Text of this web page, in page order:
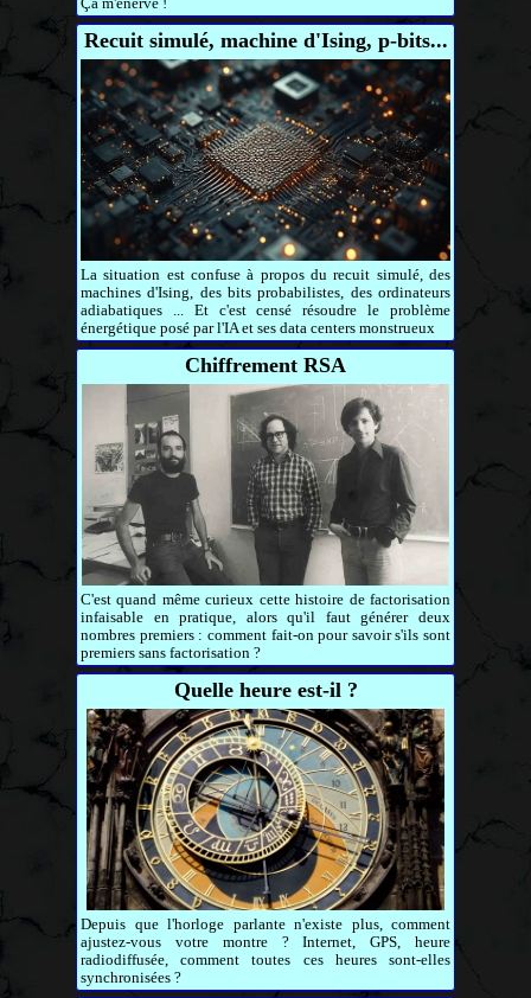
Recuit simulé, machine d'Ising, p-bits...
La situation est confuse à propos du recuit simulé, des
machines d'Ising, des bits probabilistes, des ordinateurs
adiabatiques ... Et c'est censé résoudre le problème
énergétique posé par l'IA et ses data centers monstrueux
Chiffrement RSA
C'est quand même curieux cette histoire de factorisation
infaisable en pratique, alors qu'il faut générer deux
nombres premiers : comment fait-on pour savoir s'ils sont
premiers sans factorisation ?
Quelle heure est-il ?
Depuis que l'horloge parlante n'existe plus, comment
ajustez-vous votre montre ? Internet, GPS, heure
radiodiffusée, comment toutes ces heures sont-elles
synchronisées ?